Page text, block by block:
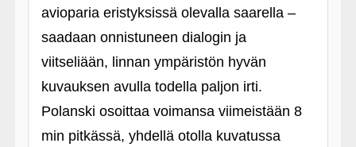
avioparia eristyksissä olevalla saarella –
saadaan onnistuneen dialogin ja
viitseliään, linnan ympäristön hyvän
kuvauksen avulla todella paljon irti.
Polanski osoittaa voimansa viimeistään 8
min pitkässä, yhdellä otolla kuvatussa